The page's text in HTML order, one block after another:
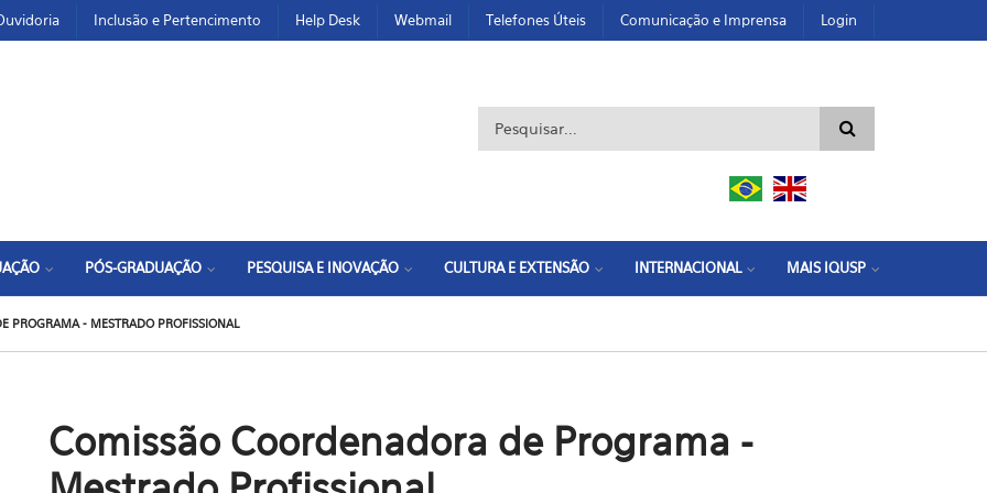
Inclusão e Pertencimento Help Desk Webmail Telefones Úteis Comunicação e Imprensa Login
Formulário de busca
PÓS-GRADUAÇÃO PESQUISA E INOVAÇÃO CULTURA E EXTENSÃO INTERNACIONAL MAIS IQUSP
PROGRAMA - MESTRADO PROFISSIONAL
Comissão Coordenadora de Programa -